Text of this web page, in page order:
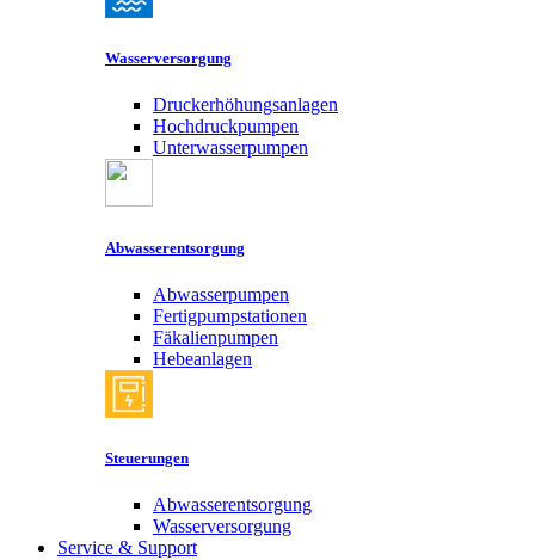
Wasserversorgung
Druckerhöhungsanlagen
Hochdruckpumpen
Unterwasserpumpen
Abwasserentsorgung
Abwasserpumpen
Fertigpumpstationen
Fäkalienpumpen
Hebeanlagen
Steuerungen
Abwasserentsorgung
Wasserversorgung
Service & Support